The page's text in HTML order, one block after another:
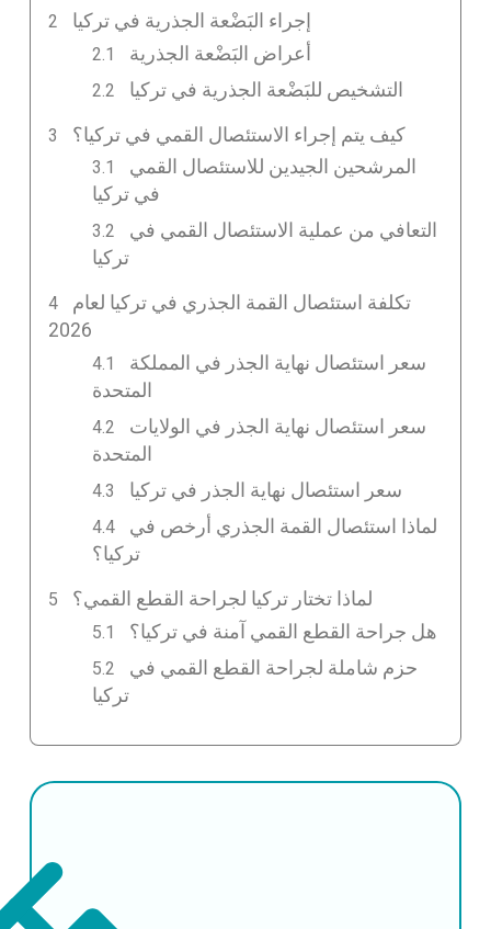
إجراء البَضْعة الجذرية في تركيا
أعراض البَضْعة الجذرية
التشخيص للبَضْعة الجذرية في تركيا
كيف يتم إجراء الاستئصال القمي في تركيا؟
المرشحين الجيدين للاستئصال القمي
في تركيا
التعافي من عملية الاستئصال القمي في
تركيا
تكلفة استئصال القمة الجذري في تركيا لعام
2026
سعر استئصال نهاية الجذر في المملكة
المتحدة
سعر استئصال نهاية الجذر في الولايات
المتحدة
سعر استئصال نهاية الجذر في تركيا
لماذا استئصال القمة الجذري أرخص في
تركيا؟
لماذا تختار تركيا لجراحة القطع القمي؟
هل جراحة القطع القمي آمنة في تركيا؟
حزم شاملة لجراحة القطع القمي في
تركيا